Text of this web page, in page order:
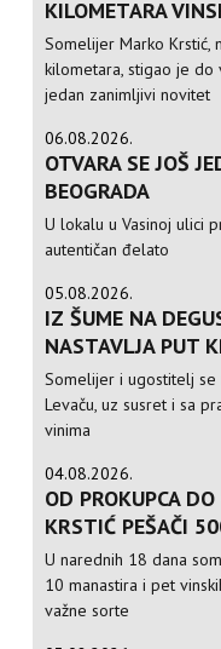
KILOMETARA
Somelijer Marko Krstić,
kilometara, stigao je do
jedan zanimljivi novitet
06.08.2026.
OTVARA SE JOŠ
BEOGRADA
U lokalu u Vasinoj ulici
autentičan đelato
05.08.2026.
IZ ŠUME NA
NASTAVLJA PUT
Somelijer i ugostitelj se
Levaču, uz susret i sa
vinima
04.08.2026.
OD PROKUPCA
KRSTIĆ PEŠAČI
U narednih 18 dana
10 manastira i pet
važne sorte